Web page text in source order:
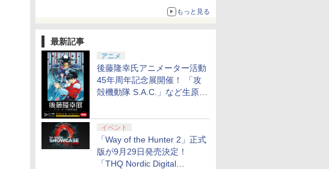
もっと見る
最新記事
アニメ
後藤隆幸氏アニメーター活動
45年周年記念展開催！ 「攻
殻機動隊 S.A.C.」など生原
イベント
「Way of the Hunter 2」正式
版が9月29日発売決定！
「THQ Nordic Digital